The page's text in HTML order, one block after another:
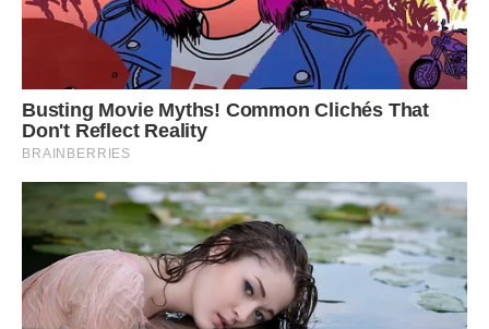
А душа наповниться любов’ю.
Радості, тепла, щасливих літ,
Захисту Господнього, святого.
Добрим буде хай для тебе світ,
Самого найкращого усього!
Фото ілюстративне, з вільних джерел.
Сподобалася стаття? Поділіться з друзями на Facebook.